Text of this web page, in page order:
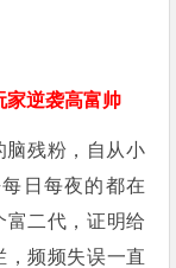
家逆袭高富帅
脑残粉，自从小
日每夜的都在
富二代，证明给
，频频失误一直